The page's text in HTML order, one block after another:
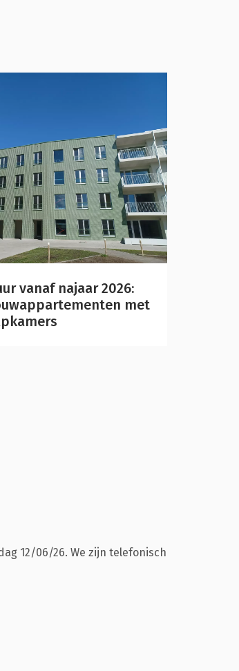
vanaf najaar 2026:
met
12/06/26. We zijn telefonisch